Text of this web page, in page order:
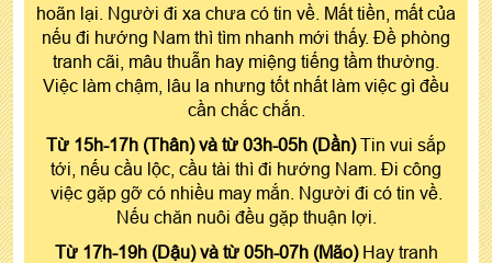
hoãn lại. Người đi xa chưa có tin về. Mất tiền, mất của
nếu đi hướng Nam thì tìm nhanh mới thấy. Đề phòng
tranh cãi, mâu thuẫn hay miệng tiếng tầm thường.
Việc làm chậm, lâu la nhưng tốt nhất làm việc gì đều
cần chắc chắn.
Từ 15h-17h (Thân) và từ 03h-05h (Dần) Tin vui sắp
tới, nếu cầu lộc, cầu tài thì đi hướng Nam. Đi công
việc gặp gỡ có nhiều may mắn. Người đi có tin về.
Nếu chăn nuôi đều gặp thuận lợi.
Từ 17h-19h (Dậu) và từ 05h-07h (Mão) Hay tranh